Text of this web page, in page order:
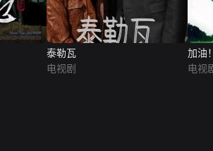
泰勒瓦
电视剧
加油
电视